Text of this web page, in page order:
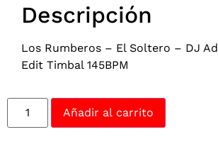
Descripción
Los Rumberos – El Soltero – DJ
Edit Timbal 145BPM
Añadir al carrito